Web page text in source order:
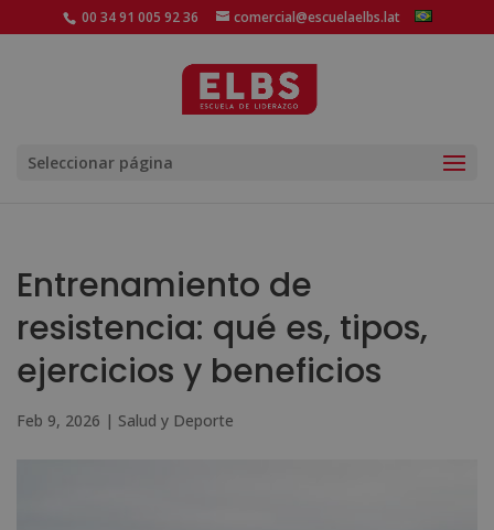
00 34 91 005 92 36 comercial@escuelaelbs.lat
Seleccionar página
Entrenamiento de
resistencia: qué es, tipos,
ejercicios y beneficios
Feb 9, 2026 | Salud y Deporte